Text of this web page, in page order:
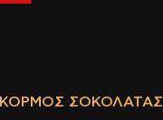
ΚΟΡΜΌΣ ΣΟΚΟΛΆΤΑΣ